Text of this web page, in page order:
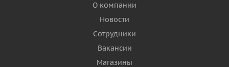
О компании
Новости
Сотрудники
Вакансии
Магазины